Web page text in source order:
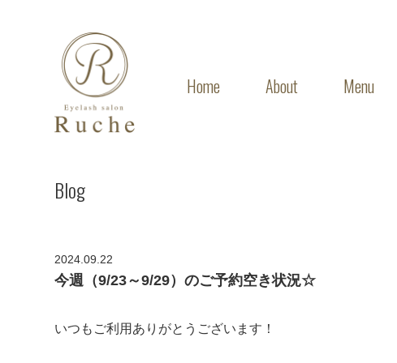
Home About Menu
Blog
2024.09.22
今週（9/23～9/29）のご予約空き状況☆
いつもご利用ありがとうございます！